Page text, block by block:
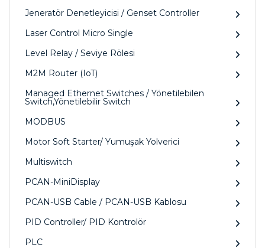
Jeneratör Denetleyicisi / Genset Controller
Laser Control Micro Single
Level Relay / Seviye Rölesi
M2M Router (IoT)
Managed Ethernet Switches / Yönetilebilen
Switch,Yönetilebilir Switch
MODBUS
Motor Soft Starter/ Yumuşak Yolverici
Multiswitch
PCAN-MiniDisplay
PCAN-USB Cable / PCAN-USB Kablosu
PID Controller/ PID Kontrolör
PLC